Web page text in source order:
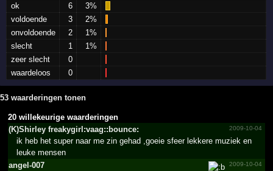
ok
6
3%
voldoende
3
2%
onvoldoende
2
1%
slecht
1
1%
zeer slecht
0
waardeloos
0
53 waarderingen tonen
20 willekeurige waarderingen
(K)Shirley freaky­girl:v­aag::b­ounce:
2009-10-04
ik heb het super naar me zin gehad ,goeie sfeer lekkere muziek en
leuke mensen
angel-007
2009-10-04